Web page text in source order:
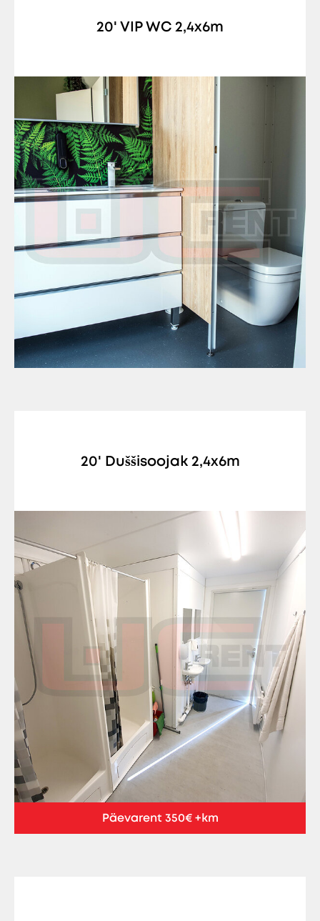
20' VIP WC 2,4x6m
20' Duššisoojak 2,4x6m
Päevarent 350€ +km